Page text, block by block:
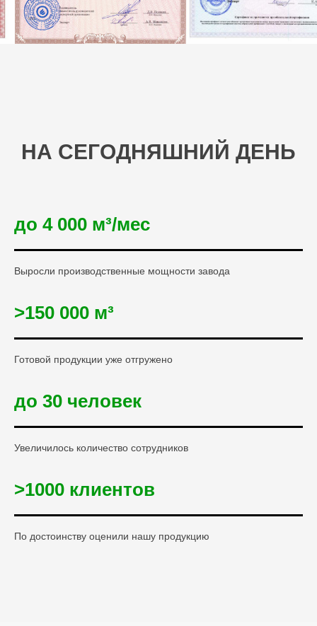
НА СЕГОДНЯШНИЙ ДЕНЬ
до 4 000 м³/мес
Выросли производственные мощности завода
>150 000 м³
Готовой продукции уже отгружено
до 30 человек
Увеличилось количество сотрудников
>1000 клиентов
По достоинству оценили нашу продукцию